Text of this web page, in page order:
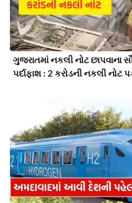
ગુજરાતમાં નકલી નોટ છાપવાના
પર્દાફાશ : 2 કરોડની નકલી નોટ